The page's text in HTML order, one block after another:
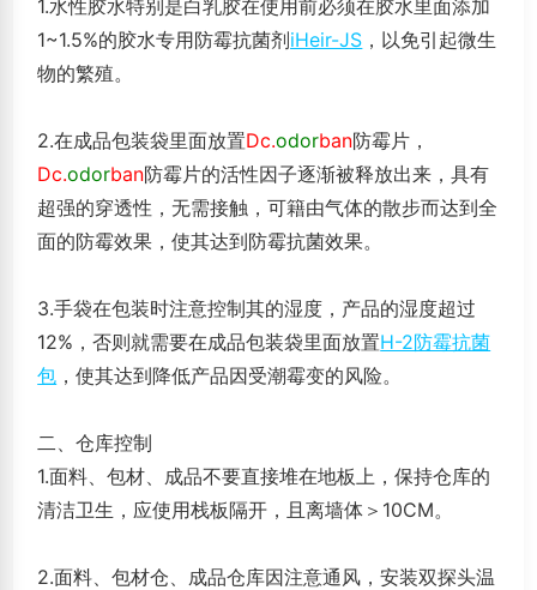
1.水性胶水特别是白乳胶在使用前必须在胶水里面添加
1~1.5%的胶水专用防霉抗菌剂iHeir-JS ，以免引起微生
物的繁殖。
2.在成品包装袋里面放置Dc.odorban防霉片，
Dc.odorban防霉片的活性因子逐渐被释放出来，具有
超强的穿透性，无需接触，可籍由气体的散步而达到全
面的防霉效果，使其达到防霉抗菌效果。
3.手袋在包装时注意控制其的湿度，产品的湿度超过
12%，否则就需要在成品包装袋里面放置H-2防霉抗菌
包 ，使其达到降低产品因受潮霉变的风险。
二、仓库控制
1.面料、包材、成品不要直接堆在地板上，保持仓库的
清洁卫生，应使用栈板隔开，且离墙体＞10CM。
2.面料、包材仓、成品仓库因注意通风，安装双探头温